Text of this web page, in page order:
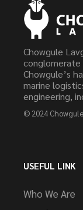
Chowgule
conglomerate
Chowgule’s
marine
engineering,
© 2024
USEFUL LINK
Who We Are